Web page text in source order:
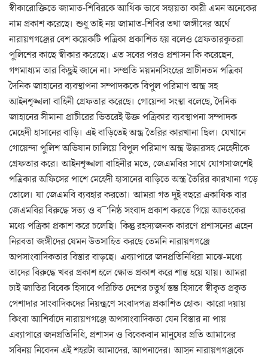
স্বীকারোক্তিতে জামাত-শিবিরকে আর্থিক ভাবে সহায়তা কারী এমন অনেকের
নাম প্রকাশ করেছে। শুধু তাই নয় জামাত-শিবির তথা জঙ্গীদের অর্থে
নারায়ণগঞ্জের বেশ কয়েকটি পত্রিকা প্রকাশিত হয় বলেও গ্রেফতারকৃতরা
পুলিশের কাছে স্বীকার করেছে। এত সবের পরও প্রশাসন কি করেছেন,
গণমাধ্যম তার কিছুই জানে না। সম্প্রতি ময়মনসিংহের প্রাচীনতম পত্রিকা
দৈনিক জাহানের ব্যবস্থাপনা সম্পাদককে বিপুল পরিমাণ অস্ত্র সহ
আইনশৃঙ্খলা বাহিনী গ্রেফতার করেছে। গোয়েন্দা সংস্থা বলেছে, দৈনিক
জাহানের সীমানা প্রাচীরের ভিতরেই উক্ত পত্রিকার ব্যবস্থাপনা সম্পাদক
মেহেদী হাসানের বাড়ি। এই বাড়িতেই অস্ত্র তৈরির কারখানা ছিল। যেখানে
গোয়েন্দা পুলিশ অভিযান চালিয়ে বিপুল পরিমাণ অস্ত্র উদ্ধারসহ মেহেদীকে
গ্রেফতার করে। আইনশৃঙ্খলা বাহিনীর মতে, জেএমবির সাথে যোগসাজশেই
পত্রিকার অফিসের পাশে মেহেদী হাসানের বাড়িতে অস্ত্র তৈরির কারখানা গড়ে
তোলে। যা জেএমবি ব্যবহার করতো। আমরা গত দুই বছরে একাধিক বার
জেএমবির বিরুদ্ধে সত্য ও ব¯‘নিষ্ঠ সংবাদ প্রকাশ করতে গিয়ে আতংকের
মধ্যে পত্রিকা প্রকাশ করে চলেছি। কিন্তু রহস্যজনক কারণে প্রশাসনের এহেন
নিরবতা জঙ্গীদের যেমন উতসাহিত করছে তেমনি নারায়ণগঞ্জে
অপসাংবাদিকতার বিস্তার বাড়ছে। এব্যাপারে জনপ্রতিনিধিরা মাঝে-মধ্যে
তাদের বিরুদ্ধে খবর প্রকাশ হলে ক্ষোভ প্রকাশ করে শান্ত হয়ে যায়। আমরা
চাই জাতির বিবেক হিসাবে পরিচিত দেশের চতুর্থ স্তম্ভ হিসাবে স্বীকৃত প্রকৃত
পেশাদার সাংবাদিকদের নিয়ন্ত্রণে সংবাদপত্র প্রকাশিত হোক। কারো দয়ায়
কিংবা আশির্বাদে নারায়ণগঞ্জে অপসাংবাদিকতা যেন বিস্তার না পায়
এব্যাপারে জনপ্রতিনিধি, প্রশাসন ও বিবেকবান মানুষের প্রতি আমাদের
সবিনয় নিবেদন এই শহরটা আমাদের, আপনাদের। আসুন নারায়ণগঞ্জকে